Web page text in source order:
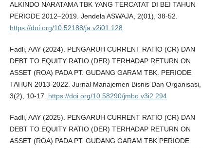
ALKINDO NARATAMA TBK YANG TERCATAT DI BEI TAHUN
PERIODE 2012–2019. Jendela ASWAJA, 2(01), 38-52.
https://doi.org/10.52188/ja.v2i01.128
Fadli, AAY (2024). PENGARUH CURRENT RATIO (CR) DAN
DEBT TO EQUITY RATIO (DER) TERHADAP RETURN ON
ASSET (ROA) PADA PT. GUDANG GARAM TBK. PERIODE
TAHUN 2013-2022. Jurnal Manajemen Bisnis Dan Organisasi,
3(2), 10-17. https://doi.org/10.58290/jmbo.v3i2.294
Fadli, AAY (2025). PENGARUH CURRENT RATIO (CR) DAN
DEBT TO EQUITY RATIO (DER) TERHADAP RETURN ON
ASSET (ROA) PADA PT. GUDANG GARAM TBK PERIODE